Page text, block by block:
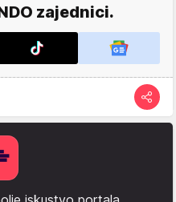
zajednici.